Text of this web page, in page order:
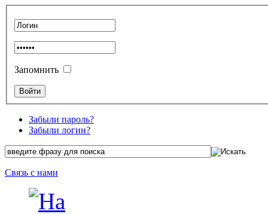
Запомнить
Забыли пароль?
Забыли логин?
Связь с нами